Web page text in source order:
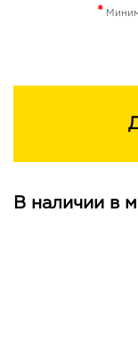
*
В наличии в